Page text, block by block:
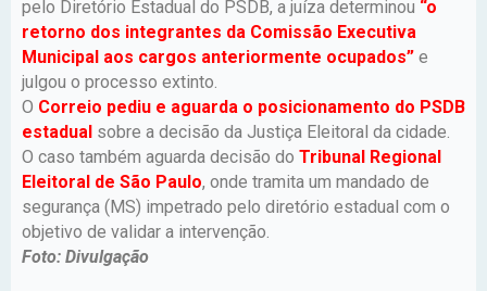
pelo Diretório Estadual do PSDB, a juíza determinou “o
retorno dos integrantes da Comissão Executiva
Municipal aos cargos anteriormente ocupados” e
julgou o processo extinto.
O Correio pediu e aguarda o posicionamento do PSDB
estadual sobre a decisão da Justiça Eleitoral da cidade.
O caso também aguarda decisão do Tribunal Regional
Eleitoral de São Paulo, onde tramita um mandado de
segurança (MS) impetrado pelo diretório estadual com o
objetivo de validar a intervenção.
Foto: Divulgação